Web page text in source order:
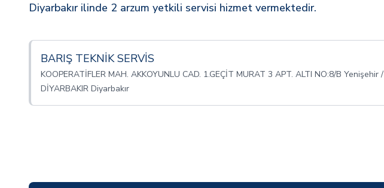
Diyarbakır ilinde 2 arzum yetkili servisi hizmet vermektedir.
BARIŞ TEKNİK SERVİS
KOOPERATİFLER MAH. AKKOYUNLU CAD. 1.GEÇİT MURAT 3 APT. ALTI NO:8/B Yenişehir /
DİYARBAKIR Diyarbakır